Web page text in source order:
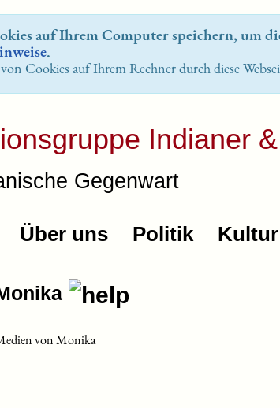
auf Ihrem Computer speichern, um
.
Cookies auf Ihrem Rechner durch diese
Indianer
Gegenwart
Über uns Politik Kultur
von Monika